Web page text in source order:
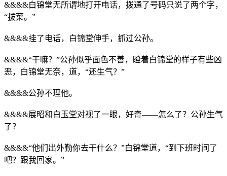
&&&&白锦堂无所谓地打开电话，拨通了号码只说了两个字，
“拔菜。”
&&&&挂了电话，白锦堂伸手，抓过公孙。
&&&&“干嘛？”公孙似乎面色不善，瞪着白锦堂的样子有些凶
恶，白锦堂无奈，道，“还生气？”
&&&&公孙不理他。
&&&&展昭和白玉堂对视了一眼，好奇——怎么了？公孙生气
了？
&&&&“他们出外勤你去干什么？”白锦堂道，“到下班时间了
吧？跟我回家。”